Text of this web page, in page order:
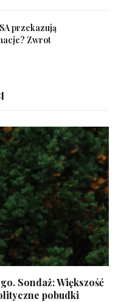
przekazują
Zwrot
Sondaż: Większość
pobudki